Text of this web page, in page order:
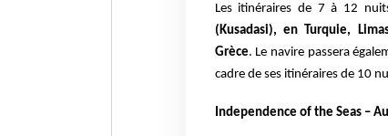
Les itinéraires de 7 à 12
(Kusadasi), enTurquie,
Grèce. Le navire passera
cadre de ses itinéraires de 10
Independence of the Seas –